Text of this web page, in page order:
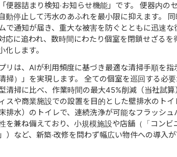
便器詰まり検知‧お知らせ機能」です。 便器内の
動停⽌して汚⽔のあふれを最⼩限に抑えます。
で通知が届き、重⼤な被害を防ぐとともに迅速
応に追われ、数時間にわたり個室を閉鎖せざる
します。
リは、AIが利⽤頻度に基づき最適な清掃⼿順を
掃）」を実現します。 全ての個室を巡回する必
清掃に⽐べ、作業時間の最⼤45%削減（当社試
スや商業施設での設置を⽬的とした壁排⽔のト
排⽔）のトイレで、連続洗浄が可能なフラッシ
を兼ね備えており、⼩規模施設や店舗（「コン
）など、新築‧改修を問わず幅広い物件への導⼊が